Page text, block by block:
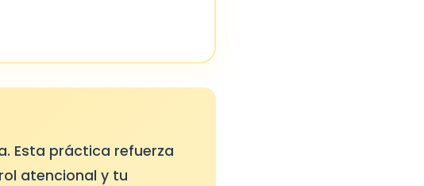
Esta práctica refuerza
atencional y tu